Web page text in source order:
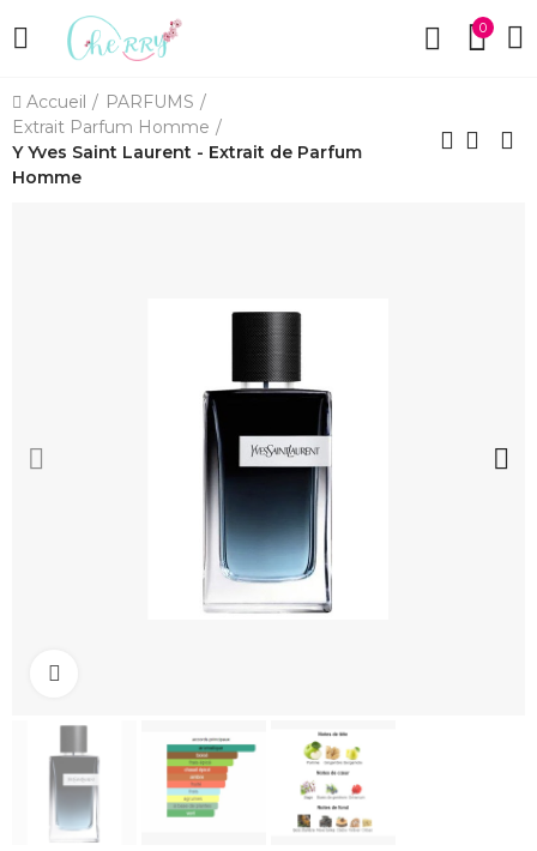
0
Accueil
PARFUMS
Extrait Parfum Homme
Y Yves Saint Laurent - Extrait de Parfum
Homme